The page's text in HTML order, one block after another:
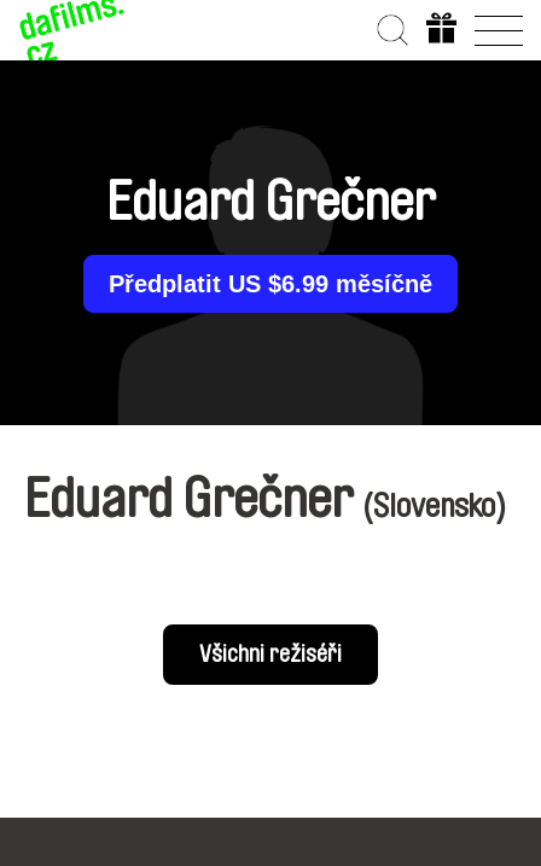
Eduard Grečner
Předplatit US $6.99 měsíčně
Eduard Grečner (Slovensko)
Všichni režiséři